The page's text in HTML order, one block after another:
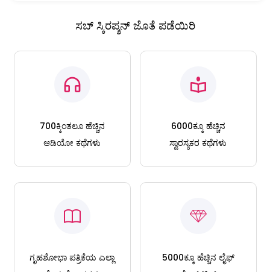
ಸಬ್ ಸ್ಕಿರಪ್ಶನ್ ಜೊತೆ ಪಡೆಯಿರಿ
700ಕ್ಕಿಂತಲೂ ಹೆಚ್ಚಿನ
ಆಡಿಯೋ ಕಥೆಗಳು
6000ಕ್ಕೂ ಹೆಚ್ಚಿನ
ಸ್ವಾರಸ್ಯಕರ ಕಥೆಗಳು
ಗೃಹಶೋಭಾ ಪತ್ರಿಕೆಯ ಎಲ್ಲಾ
5000ಕ್ಕೂ ಹೆಚ್ಚಿನ ಲೈಫ್